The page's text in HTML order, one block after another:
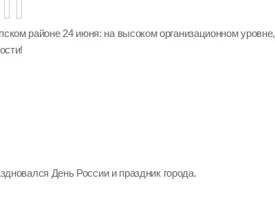
районе 24 июня: на высоком организационном уровне,
День России и праздник города.